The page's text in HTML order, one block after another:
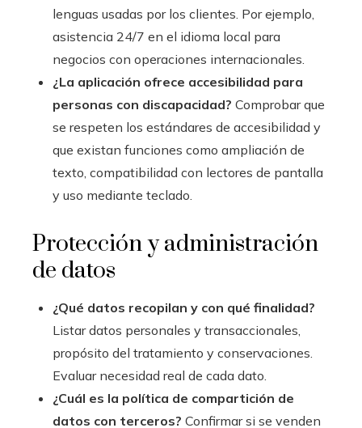
lenguas usadas por los clientes. Por ejemplo,
asistencia 24/7 en el idioma local para
negocios con operaciones internacionales.
¿La aplicación ofrece accesibilidad para
personas con discapacidad? Comprobar que
se respeten los estándares de accesibilidad y
que existan funciones como ampliación de
texto, compatibilidad con lectores de pantalla
y uso mediante teclado.
Protección y administración
de datos
¿Qué datos recopilan y con qué finalidad?
Listar datos personales y transaccionales,
propósito del tratamiento y conservaciones.
Evaluar necesidad real de cada dato.
¿Cuál es la política de compartición de
datos con terceros? Confirmar si se venden